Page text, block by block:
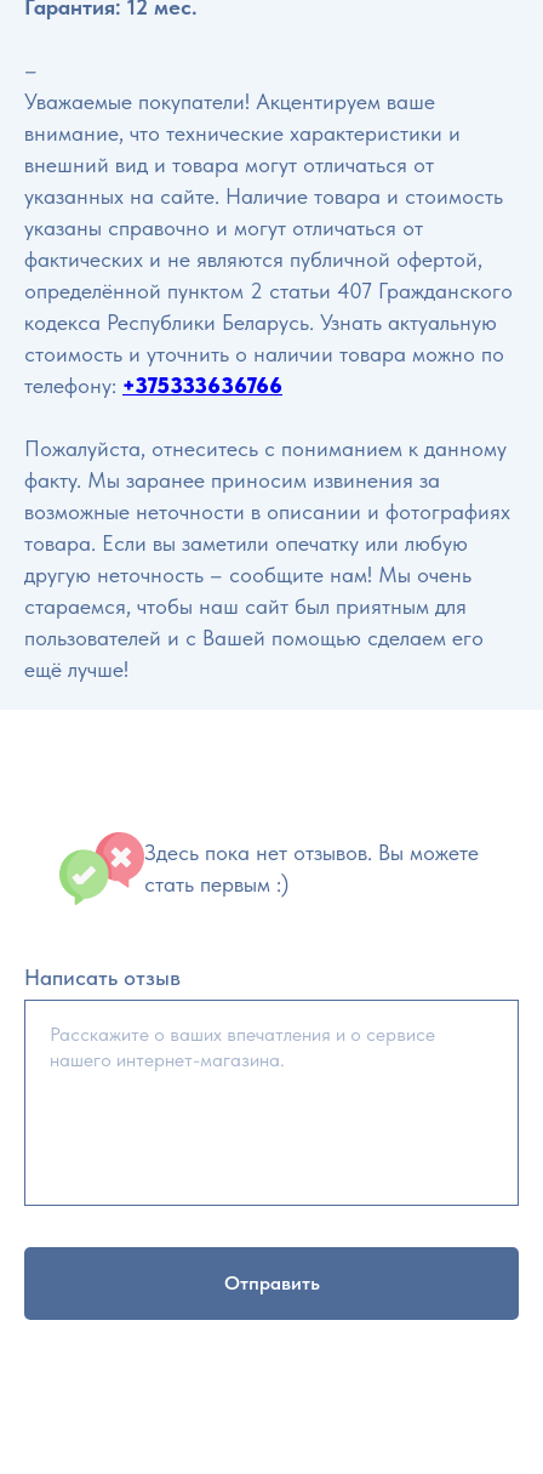
Гарантия: 12 мес.
–
Уважаемые покупатели! Акцентируем ваше
внимание, что технические характеристики и
внешний вид и товара могут отличаться от
указанных на сайте. Наличие товара и стоимость
указаны справочно и могут отличаться от
фактических и не являются публичной офертой,
определённой пунктом 2 статьи 407 Гражданского
кодекса Республики Беларусь. Узнать актуальную
стоимость и уточнить о наличии товара можно по
телефону: +375333636766
Пожалуйста, отнеситесь с пониманием к данному
факту. Мы заранее приносим извинения за
возможные неточности в описании и фотографиях
товара. Если вы заметили опечатку или любую
другую неточность – сообщите нам! Мы очень
стараемся, чтобы наш сайт был приятным для
пользователей и с Вашей помощью сделаем его
ещё лучше!
Здесь пока нет отзывов. Вы можете
стать первым :)
Написать отзыв
Отправить